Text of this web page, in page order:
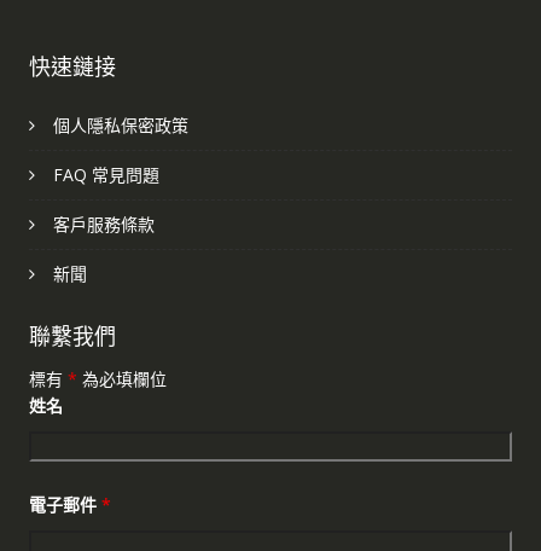
快速鏈接
個人隱私保密政策
FAQ 常見問題
客戶服務條款
新聞
聯繫我們
標有 * 為必填欄位
姓名
電子郵件 *